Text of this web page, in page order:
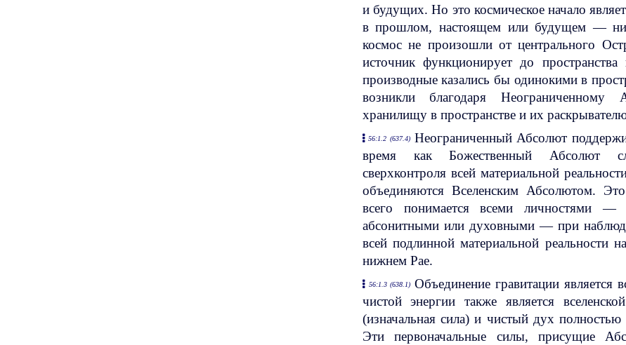
и будущих. Но это космическое начало
в прошлом, настоящем или будущем — ни
космос не произошли от центрального
источник функционирует до
производные казались бы одинокими в
возникли благодаря
хранилищу в пространстве и их
56:1.2 (637.4) Неограниченный Абсолют
время как Божественный Абсолют
сверхконтроля всей материальной
объединяются Вселенским Абсолютом.
всего понимается всеми личностями —
абсонитными или духовными — при
всей подлинной материальной реальности
нижнем Рае.
56:1.3 (638.1) Объединение гравитации является
чистой энергии также является
(изначальная сила) и чистый дух полностью
Эти первоначальные силы, присущие